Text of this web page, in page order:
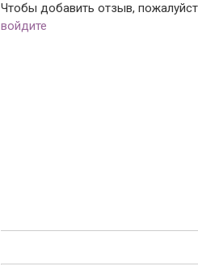
Чтобы добавить отзыв,
войдите